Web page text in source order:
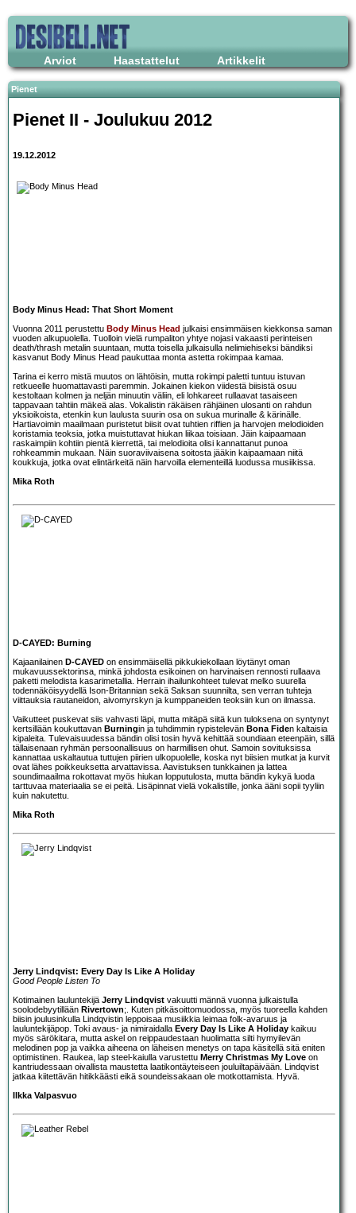
Arviot Haastattelut Artikkelit
Pienet
Pienet II - Joulukuu 2012
19.12.2012
Body Minus Head: That Short Moment
Vuonna 2011 perustettu Body Minus Head julkaisi ensimmäisen kiekkonsa saman
vuoden alkupuolella. Tuolloin vielä rumpaliton yhtye nojasi vakaasti perinteisen
death/thrash metalin suuntaan, mutta toisella julkaisulla nelimiehiseksi bändiksi
kasvanut Body Minus Head paukuttaa monta astetta rokimpaa kamaa.
Tarina ei kerro mistä muutos on lähtöisin, mutta rokimpi paletti tuntuu istuvan
retkueelle huomattavasti paremmin. Jokainen kiekon viidestä biisistä osuu
kestoltaan kolmen ja neljän minuutin väliin, eli lohkareet rullaavat tasaiseen
tappavaan tahtiin mäkeä alas. Vokalistin räkäisen rähjäinen ulosanti on rahdun
yksioikoista, etenkin kun laulusta suurin osa on sukua murinalle & kärinälle.
Hartiavoimin maailmaan puristetut biisit ovat tuhtien riffien ja harvojen melodioiden
koristamia teoksia, jotka muistuttavat hiukan liikaa toisiaan. Jäin kaipaamaan
raskaimpiin kohtiin pientä kierrettä, tai melodioita olisi kannattanut punoa
rohkeammin mukaan. Näin suoraviivaisena soitosta jääkin kaipaamaan niitä
koukkuja, jotka ovat elintärkeitä näin harvoilla elementeillä luodussa musiikissa.
Mika Roth
D-CAYED: Burning
Kajaanilainen D-CAYED on ensimmäisellä pikkukiekollaan löytänyt oman
mukavuussektorinsa, minkä johdosta esikoinen on harvinaisen rennosti rullaava
paketti melodista kasarimetallia. Herrain ihailunkohteet tulevat melko suurella
todennäköisyydellä Ison-Britannian sekä Saksan suunnilta, sen verran tuhteja
viittauksia rautaneidon, aivomyrskyn ja kumppaneiden teoksiin kun on ilmassa.
Vaikutteet puskevat siis vahvasti läpi, mutta mitäpä siitä kun tuloksena on syntynyt
kertsillään koukuttavan Burningin ja tuhdimmin rypistelevän Bona Fiden kaltaisia
kipaleita. Tulevaisuudessa bändin olisi tosin hyvä kehittää soundiaan eteenpäin, sillä
tällaisenaan ryhmän persoonallisuus on harmillisen ohut. Samoin sovituksissa
kannattaa uskaltautua tuttujen piirien ulkopuolelle, koska nyt biisien mutkat ja kurvit
ovat lähes poikkeuksetta arvattavissa. Aavistuksen tunkkainen ja lattea
soundimaailma rokottavat myös hiukan lopputulosta, mutta bändin kykyä luoda
tarttuvaa materiaalia se ei peitä. Lisäpinnat vielä vokalistille, jonka ääni sopii tyyliin
kuin nakutettu.
Mika Roth
Jerry Lindqvist: Every Day Is Like A Holiday
Good People Listen To
Kotimainen lauluntekijä Jerry Lindqvist vakuutti männä vuonna julkaistulla
soolodebyytillään Rivertown;. Kuten pitkäsoittomuodossa, myös tuoreella kahden
biisin joulusinkulla Lindqvistin leppoisaa musiikkia leimaa folk-avaruus ja
lauluntekijäpop. Toki avaus- ja nimiraidalla Every Day Is Like A Holiday kaikuu
myös särökitara, mutta askel on reippaudestaan huolimatta silti hymyilevän
melodinen pop ja vaikka aiheena on läheisen menetys on tapa käsitellä sitä eniten
optimistinen. Raukea, lap steel-kaiulla varustettu Merry Christmas My Love on
kantriudessaan oivallista maustetta laatikontäyteiseen jouluiltapäivään. Lindqvist
jatkaa kiitettävän hitikkäästi eikä soundeissakaan ole motkottamista. Hyvä.
Ilkka Valpasvuo